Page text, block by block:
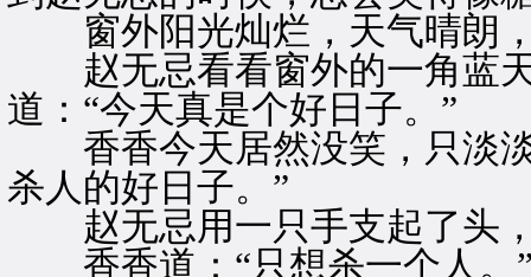
窗外阳光灿烂，天气晴朗
赵无忌看看窗外的一角蓝天
道：“今天真是个好日子。”
香香今天居然没笑，只淡淡
杀人的好日子。”
赵无忌用一只手支起了头，
香香道：“只想杀一个人。